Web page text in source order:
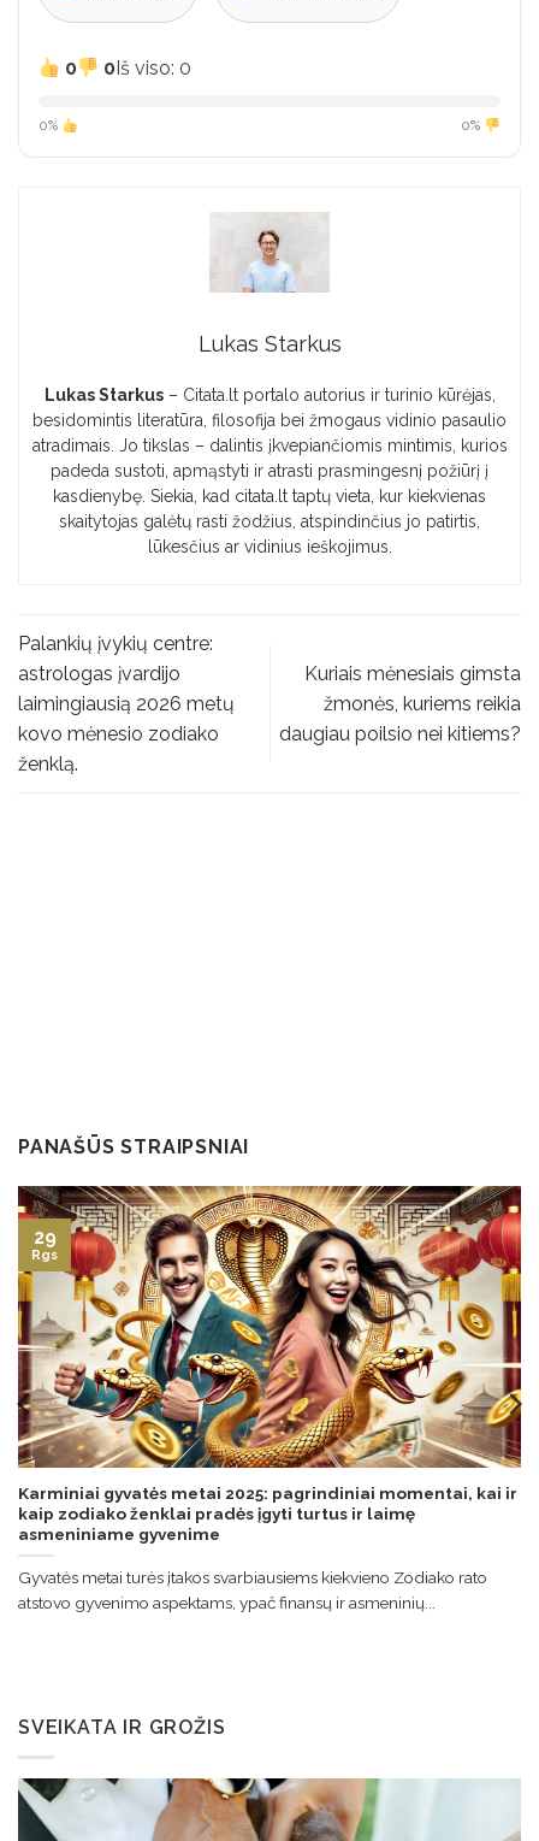
0 0 Iš viso: 0
0% 0%
Lukas Starkus
Lukas Starkus– Citata.lt portalo autorius ir turinio kūrėjas,
besidomintis literatūra, filosofija bei žmogaus vidinio pasaulio
atradimais. Jo tikslas – dalintis įkvepiančiomis mintimis, kurios
padeda sustoti, apmąstyti ir atrasti prasmingesnį požiūrį į
kasdienybę. Siekia, kad citata.lt taptų vieta, kur kiekvienas
skaitytojas galėtų rasti žodžius, atspindinčius jo patirtis,
lūkesčius ar vidinius ieškojimus.
Palankių įvykių centre:
astrologas įvardijo
laimingiausią 2026 metų
kovo mėnesio zodiako
ženklą.
Kuriais mėnesiais gimsta
žmonės, kuriems reikia
daugiau poilsio nei kitiems?
PANAŠŪS STRAIPSNIAI
Karminiai gyvatės metai 2025: pagrindiniai momentai, kai ir
kaip zodiako ženklai pradės įgyti turtus ir laimę
asmeniniame gyvenime
Gyvatės metai turės įtakos svarbiausiems kiekvieno Zodiako rato
atstovo gyvenimo aspektams, ypač finansų ir asmeninių...
29
Rgs
SVEIKATA IR GROŽIS